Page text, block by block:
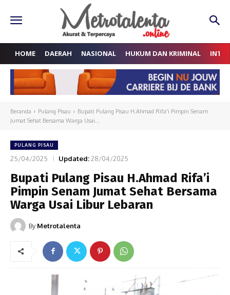
HOME DAERAH NASIONAL HUKUM DAN KRIMINAL
Beranda Pulang Pisau
Bupati Pulang Pisau H.Ahmad Rifa'i Pimpin Senam
Jumat Sehat Bersama Warga Usai...
PULANG PISAU
25/04/2025 Updated:28/04/2025
Bupati Pulang Pisau H.Ahmad Rifa’i
Pimpin Senam Jumat Sehat Bersama
Warga Usai Libur Lebaran
By Metrotalenta